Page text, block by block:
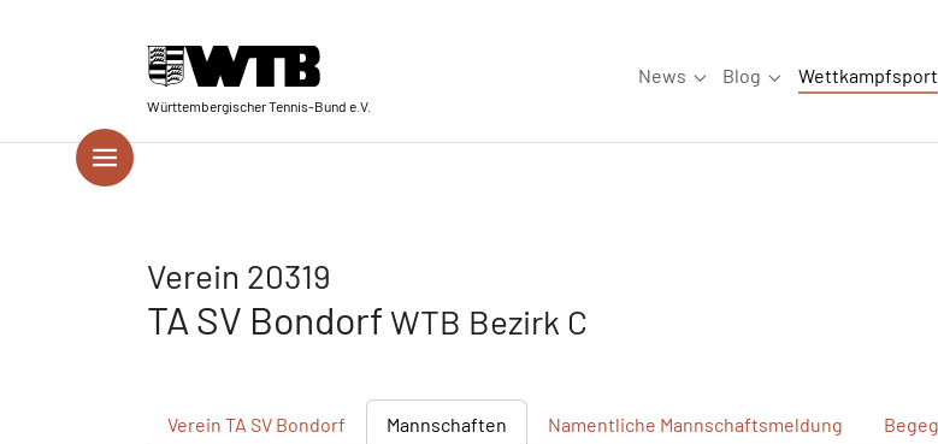
Württembergischer Tennis-Bund e.V.
News
Submenu for "News"
Blog
Submenu for "Blog"
Wettkampfsport
Verein 20319
TA SV Bondorf WTB Bezirk C
Verein TA SV Bondorf Mannschaften Namentliche Mannschaftsmeldung